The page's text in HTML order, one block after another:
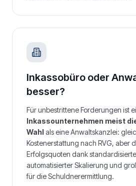
Inkassobüro oder
besser?
Für unbestrittene Forderungen ist
Inkassounternehmen meist
Wahlals eine Anwaltskanzlei:
Kostenerstattung nach RVG, aber
Erfolgsquoten dank
automatisierter Skalierung und
für die Schuldnerermittlung.